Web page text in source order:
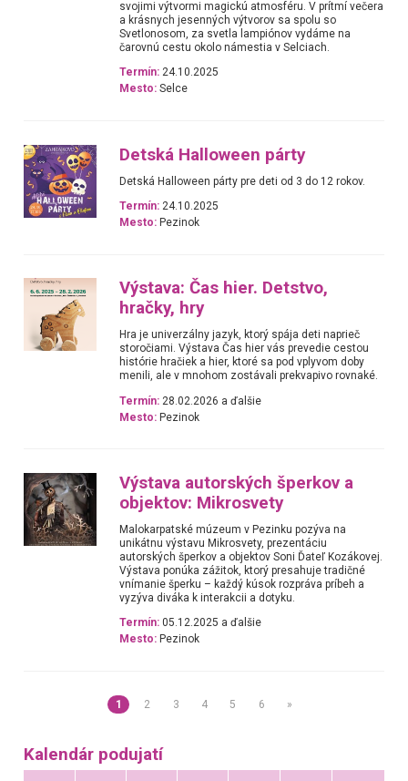
svojimi výtvormi magickú atmosféru. V prítmí večera
a krásnych jesenných výtvorov sa spolu so
Svetlonosom, za svetla lampiónov vydáme na
čarovnú cestu okolo námestia v Selciach.
Termín: 24.10.2025
Mesto: Selce
Detská Halloween párty
Detská Halloween párty pre deti od 3 do 12 rokov.
Termín: 24.10.2025
Mesto: Pezinok
Výstava: Čas hier. Detstvo,
hračky, hry
Hra je univerzálny jazyk, ktorý spája deti naprieč
storočiami. Výstava Čas hier vás prevedie cestou
histórie hračiek a hier, ktoré sa pod vplyvom doby
menili, ale v mnohom zostávali prekvapivo rovnaké.
Termín: 28.02.2026 a ďalšie
Mesto: Pezinok
Výstava autorských šperkov a
objektov: Mikrosvety
Malokarpatské múzeum v Pezinku pozýva na
unikátnu výstavu Mikrosvety, prezentáciu
autorských šperkov a objektov Soni Ďateľ Kozákovej.
Výstava ponúka zážitok, ktorý presahuje tradičné
vnímanie šperku – každý kúsok rozpráva príbeh a
vyzýva diváka k interakcii a dotyku.
Termín: 05.12.2025 a ďalšie
Mesto: Pezinok
1 2 3 4 5 6 »
Kalendár podujatí